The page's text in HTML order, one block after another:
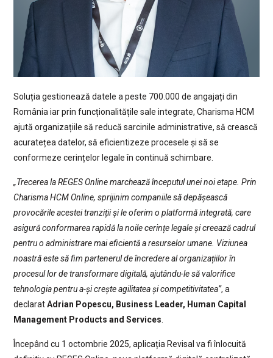
Soluția gestionează datele a peste 700.000 de angajați din
România iar prin funcționalitățile sale integrate, Charisma HCM
ajută organizațiile să reducă sarcinile administrative, să crească
acuratețea datelor, să eficientizeze procesele și să se
conformeze cerințelor legale în continuă schimbare.
„Trecerea la REGES Online marchează începutul unei noi etape. Prin
Charisma HCM Online, sprijinim companiile să depășească
provocările acestei tranziții și le oferim o platformă integrată, care
asigură conformarea rapidă la noile cerințe legale și creează cadrul
pentru o administrare mai eficientă a resurselor umane. Viziunea
noastră este să fim partenerul de încredere al organizațiilor în
procesul lor de transformare digitală, ajutându-le să valorifice
tehnologia pentru a-și crește agilitatea și competitivitatea”, a
declaratAdrian Popescu, Business Leader, Human Capital
Management Products and Services
Începând cu 1 octombrie 2025, aplicația Revisal va fi înlocuită